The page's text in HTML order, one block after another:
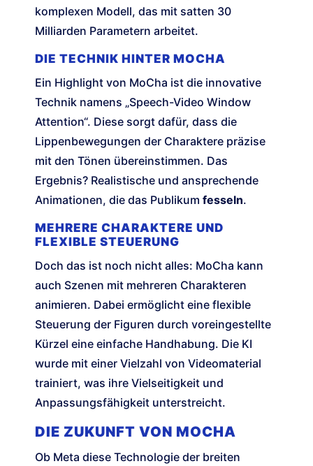
komplexen Modell, das mit satten 30
Milliarden Parametern arbeitet.
DIE TECHNIK HINTER MOCHA
Ein Highlight von MoCha ist die innovative
Technik namens „Speech-Video Window
Attention“. Diese sorgt dafür, dass die
Lippenbewegungen der Charaktere präzise
mit den Tönen übereinstimmen. Das
Ergebnis? Realistische und ansprechende
Animationen, die das Publikum fesseln.
MEHRERE CHARAKTERE UND
FLEXIBLE STEUERUNG
Doch das ist noch nicht alles: MoCha kann
auch Szenen mit mehreren Charakteren
animieren. Dabei ermöglicht eine flexible
Steuerung der Figuren durch voreingestellte
Kürzel eine einfache Handhabung. Die KI
wurde mit einer Vielzahl von Videomaterial
trainiert, was ihre Vielseitigkeit und
Anpassungsfähigkeit unterstreicht.
DIE ZUKUNFT VON MOCHA
Ob Meta diese Technologie der breiten